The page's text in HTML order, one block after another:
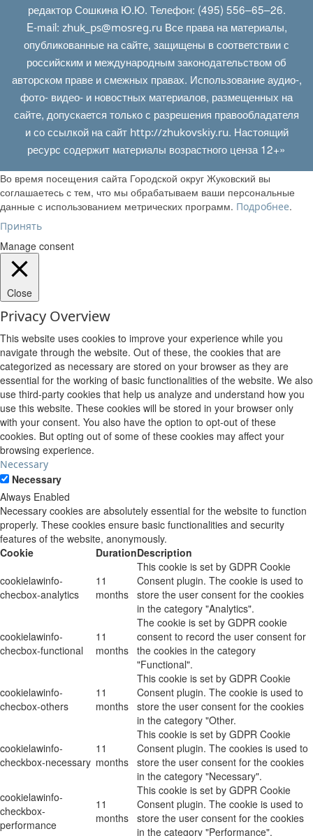
редактор Сошкина Ю.Ю. Телефон: (495) 556–65–26.
E‑mail: zhuk_ps@mosreg.ruВсе права на материалы,
опубликованные на сайте, защищены в соответствии с
российским и международным законодательством об
авторском праве и смежных правах. Использование аудио-,
фото- видео- и новостных материалов, размещенных на
сайте, допускается только с разрешения правообладателя
и со ссылкой на сайт http://zhukovskiy.ru. Настоящий
ресурс содержит материалы возрастного ценза 12+»
Во время посещения сайта Городской округ Жуковский вы
соглашаетесь с тем, что мы обрабатываем ваши персональные
данные с использованием метрических программ. Подробнее.
Принять
Manage consent
Close
Privacy Overview
This website uses cookies to improve your experience while you
navigate through the website. Out of these, the cookies that are
categorized as necessary are stored on your browser as they are
essential for the working of basic functionalities of the website. We also
use third-party cookies that help us analyze and understand how you
use this website. These cookies will be stored in your browser only
with your consent. You also have the option to opt-out of these
cookies. But opting out of some of these cookies may affect your
browsing experience.
Necessary
Necessary
Always Enabled
Necessary cookies are absolutely essential for the website to function
properly. These cookies ensure basic functionalities and security
features of the website, anonymously.
Cookie
DurationDescription
cookielawinfo-
checbox-analytics
11
months
This cookie is set by GDPR Cookie
Consent plugin. The cookie is used to
store the user consent for the cookies
in the category "Analytics".
cookielawinfo-
checbox-functional
11
months
The cookie is set by GDPR cookie
consent to record the user consent for
the cookies in the category
"Functional".
cookielawinfo-
checbox-others
11
months
This cookie is set by GDPR Cookie
Consent plugin. The cookie is used to
store the user consent for the cookies
in the category "Other.
cookielawinfo-
checkbox-necessary
11
months
This cookie is set by GDPR Cookie
Consent plugin. The cookies is used to
store the user consent for the cookies
in the category "Necessary".
cookielawinfo-
checkbox-
performance
11
months
This cookie is set by GDPR Cookie
Consent plugin. The cookie is used to
store the user consent for the cookies
in the category "Performance".